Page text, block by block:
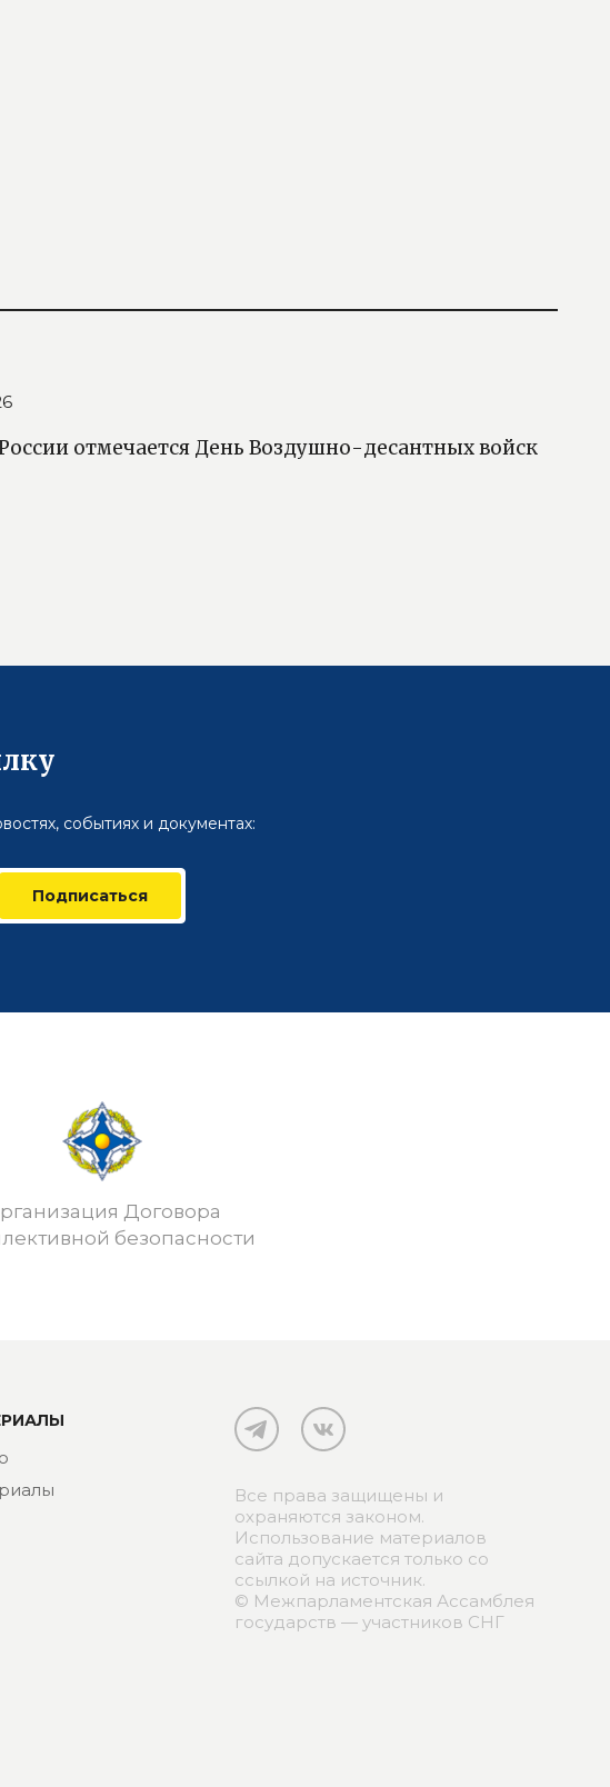
России отмечается День Воздушно-десантных войск
событиях и документах:
Подписаться
Договора
безопасности
Все права защищены и
охраняются законом.
Использование материалов
сайта допускается только со
ссылкой на источник.
© Межпарламентская Ассамблея
государств — участников СНГ